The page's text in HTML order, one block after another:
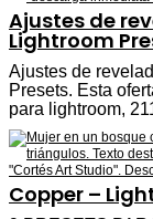
Ajustes de
Lightroom
Ajustes de
Presets. Esta
para lightroom,
Copper –